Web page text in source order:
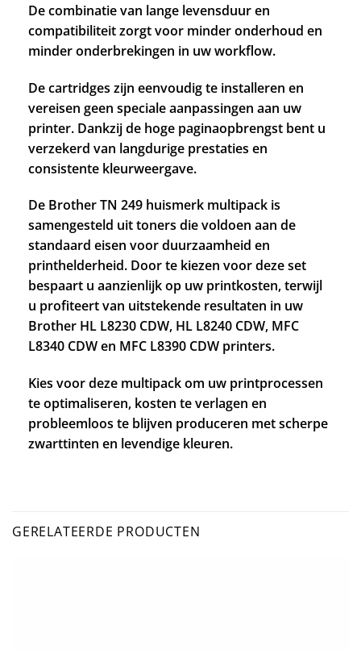
De combinatie van lange levensduur en
compatibiliteit zorgt voor minder onderhoud en
minder onderbrekingen in uw workflow.
De cartridges zijn eenvoudig te installeren en
vereisen geen speciale aanpassingen aan uw
printer. Dankzij de hoge paginaopbrengst bent u
verzekerd van langdurige prestaties en
consistente kleurweergave.
De Brother TN 249 huismerk multipack is
samengesteld uit toners die voldoen aan de
standaard eisen voor duurzaamheid en
printhelderheid. Door te kiezen voor deze set
bespaart u aanzienlijk op uw printkosten, terwijl
u profiteert van uitstekende resultaten in uw
Brother HL L8230 CDW, HL L8240 CDW, MFC
L8340 CDW en MFC L8390 CDW printers.
Kies voor deze multipack om uw printprocessen
te optimaliseren, kosten te verlagen en
probleemloos te blijven produceren met scherpe
zwarttinten en levendige kleuren.
GERELATEERDE PRODUCTEN